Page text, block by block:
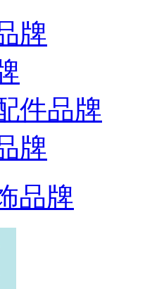
牌
件品牌
牌
品牌